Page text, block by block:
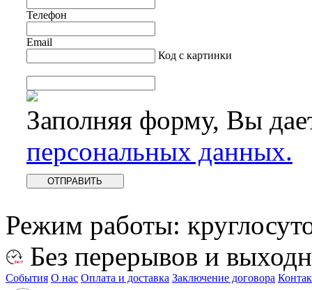
Телефон
Email
Код с картинки
Заполняя форму, Вы
персональных данных.
Режим работы:
Без перерывов и
События О нас Оплата и доставка Заключение договора